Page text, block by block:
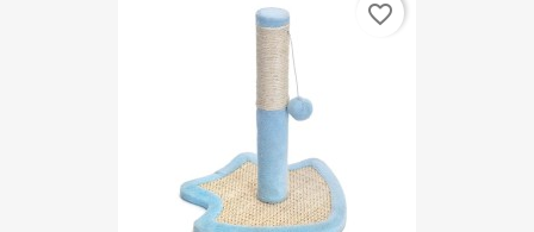
favorite_border